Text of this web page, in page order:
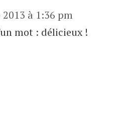
à 1:36 pm
mot : délicieux !